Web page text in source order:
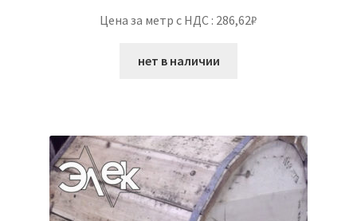
Цена за метр с НДС : 286,62₽
нет в наличии